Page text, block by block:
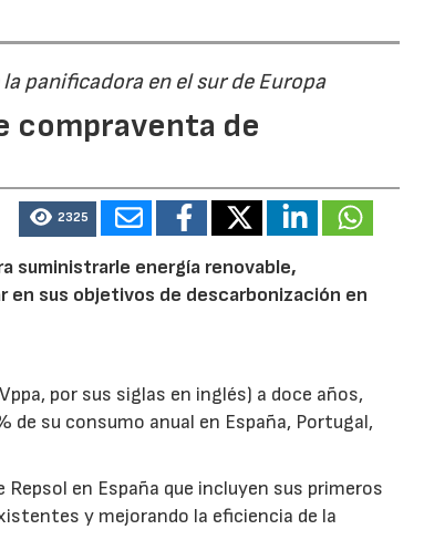
panificadora en el sur de Europa
compraventa de
2325
suministrarle energía renovable,
en sus objetivos de descarbonización en
por sus siglas en inglés) a doce años,
su consumo anual en España, Portugal,
en España que incluyen sus primeros
y mejorando la eficiencia de la